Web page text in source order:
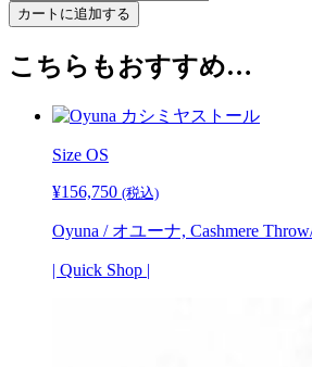
/
オ
ー
Blouse
カートに追加する
こちらもおすすめ…
Size OS
¥156,750 (税込)
Oyuna / オユーナ, Cashmere
| Quick Shop |